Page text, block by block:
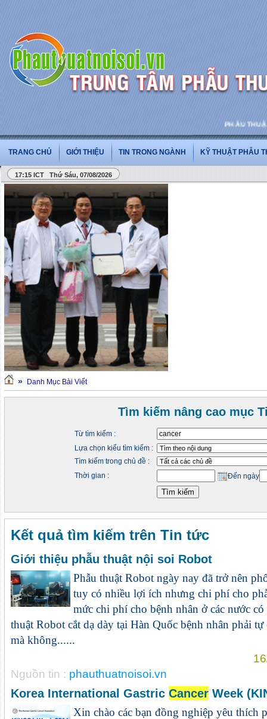
PHẪU THUẬT VÀ
TRANG CHỦ GIỚI THIỆU TIN TRONG NGÀNH KỸ THUẬT PHẪU
17:15 ICT Thứ Sáu, 07/08/2026
» Danh Mục Bài Viết
Tìm kiếm nâng cao mục
Từ tìm kiếm :
Lựa chọn kiểu tìm kiếm :
Tìm kiếm trong chủ đề :
Thời gian :
Đến ngày
Kết quả tìm kiếm trên Tin tức
Giới thiệu phẫu thuật nội soi Robot
Phẫu thuật Robot ngày nay đã trở nên
tuy có nhiều lợi ích nhưng chi phí cho
mức chi phí cho bệnh nhân ở các nước
thuật Robot cắt dạ dày tại Hàn Quốc bệnh nhân phải
mà không......
Nguồn tin : phauthuatnoisoi.vn
Korea International Gastric CancerWeek
Xin chào các bạn đồng nghiệp yêu thích